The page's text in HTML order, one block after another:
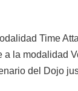
Time
la modalidad
del Dojo